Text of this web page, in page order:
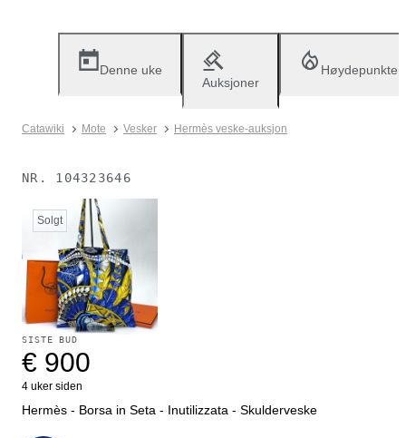
Denne uke
Auksjoner
Høydepunkter
Catawiki Mote Vesker Hermès veske-auksjon
NR. 104323646
Solgt
SISTE BUD
€ 900
4 uker siden
Hermès - Borsa in Seta - Inutilizzata - Skulderveske